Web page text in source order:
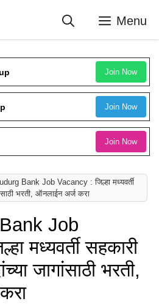
Menu
Join Now
Join Now
Join Now
Bank Job Vacancy : जिल्हा मध्यवर्ती
भरती, ऑनलाईन अर्ज करा
Job
मध्यवर्ती सहकारी
जागांसाठी भरती,